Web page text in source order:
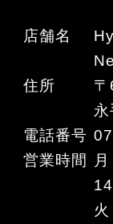
店舗名
住所
電話番号
営業時間